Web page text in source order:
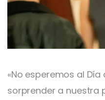
«No esperemos al
sorprender a nuestra